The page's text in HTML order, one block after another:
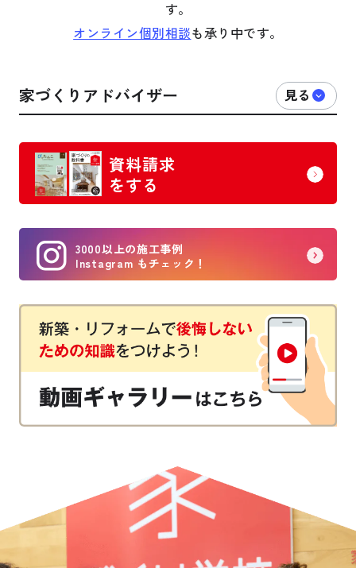
す。
オンライン個別相談も承り中です。
家づくりアドバイザー
資料請求
をする
3000以上の施工事例
Instagram もチェック！